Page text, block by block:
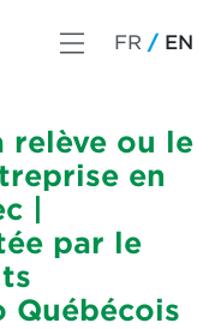
FR EN
relève ou le
en
|
par le
Québécois